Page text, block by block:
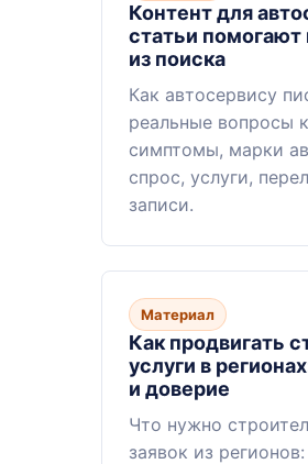
Контент для
статьи помогают
из поиска
Как автосервису
реальные вопросы
симптомы, марки
спрос, услуги,
записи.
Материал
Как продвигать
услуги в
и доверие
Что нужно
заявок из